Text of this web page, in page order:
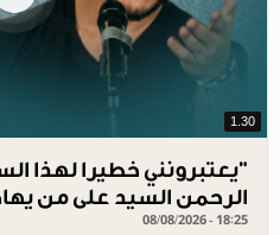
1.30
"يعتبرونني خطيرا لهذا
الرحمن السيد على من
08/08/2026 - 18:25